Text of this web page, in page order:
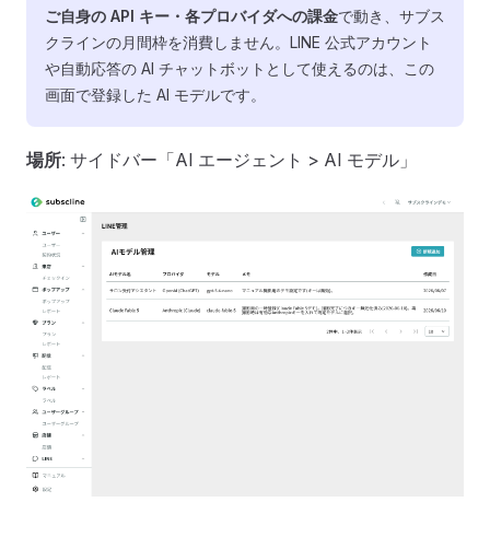
ご自身の API キー・各プロバイダへの課金で動き、サブス
クラインの月間枠を消費しません。LINE 公式アカウント
や自動応答の AI チャットボットとして使えるのは、この
画面で登録した AI モデルです。
場所: サイドバー「AI エージェント > AI モデル」